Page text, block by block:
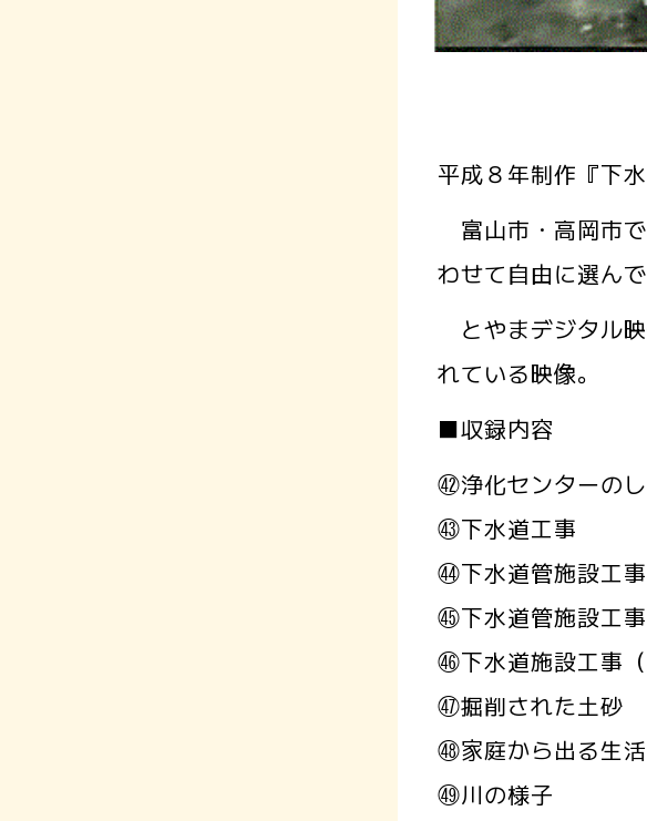
平成８年制作『下
富山市・高岡市
わせて自由に選ん
とやまデジタル
れている映像。
■収録内容
㊷浄化センターの
㊸下水道工事
㊹下水道管施設工事
㊺下水道管施設工事
㊻下水道施設工事（
㊼掘削された土砂
㊽家庭から出る生
㊾川の様子